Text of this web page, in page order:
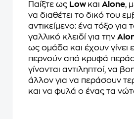
Παίξτε ως Low και Alone,
να διαθέτει το δικό του
αντικείμενο: ένα τόξο για
γαλλικό κλειδί για την
ως ομάδα και έχουν γίνει
περνούν από κρυφά
γίνονται αντιληπτοί, να
άλλον για να περάσουν
και να φυλά ο ένας τα